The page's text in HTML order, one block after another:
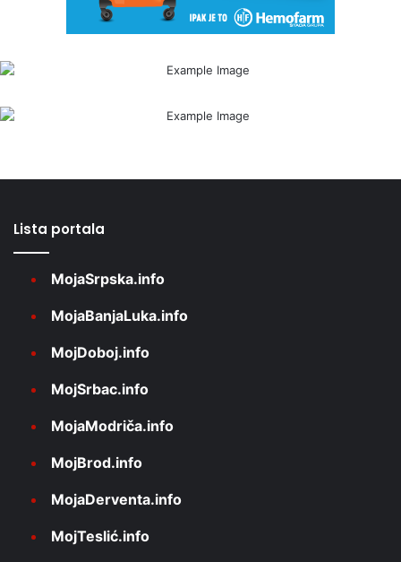
Lista portala
MojaSrpska.info
MojaBanjaLuka.info
MojDoboj.info
MojSrbac.info
MojaModriča.info
MojBrod.info
MojaDerventa.info
MojTeslić.info